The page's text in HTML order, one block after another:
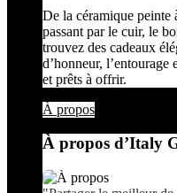
De la céramique peinte
passant par le cuir, le
trouvez des cadeaux
d’honneur, l’entourage
et prêts à offrir.
À propos
À propos d’Italy